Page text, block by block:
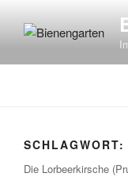
Inhalt
SCHLAGWORT:
Die Lorbeerkirsche